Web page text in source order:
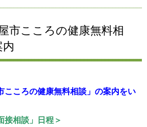
市こころの健康無料相
こころの健康無料相談」の案内をい
接相談」日程＞